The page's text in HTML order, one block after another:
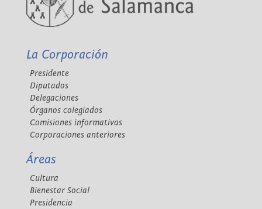
La Corporación
Presidente
Diputados
Delegaciones
Órganos colegiados
Comisiones informativas
Corporaciones anteriores
Áreas
Cultura
Bienestar Social
Presidencia